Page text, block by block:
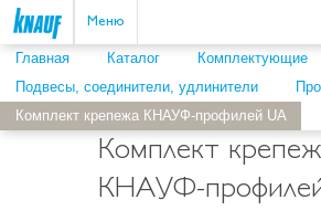
Меню
Главная Каталог
Комплектующие
Подвесы, соединители, удлинители
Комплект крепежа КНАУФ-профилей UA
Комплект
КНАУФ-